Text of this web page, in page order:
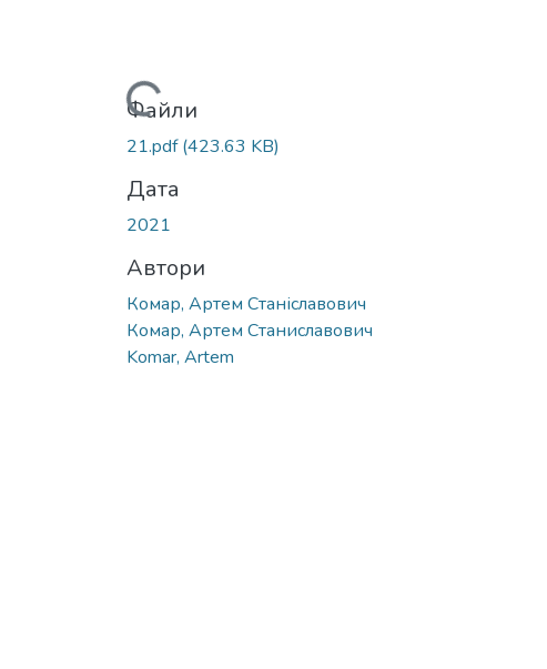
Вантажиться...
Файли
21.pdf(423.63 KB)
Дата
2021
Автори
Комар, Артем Станіславович
Комар, Артем Станиславович
Komar, Artem